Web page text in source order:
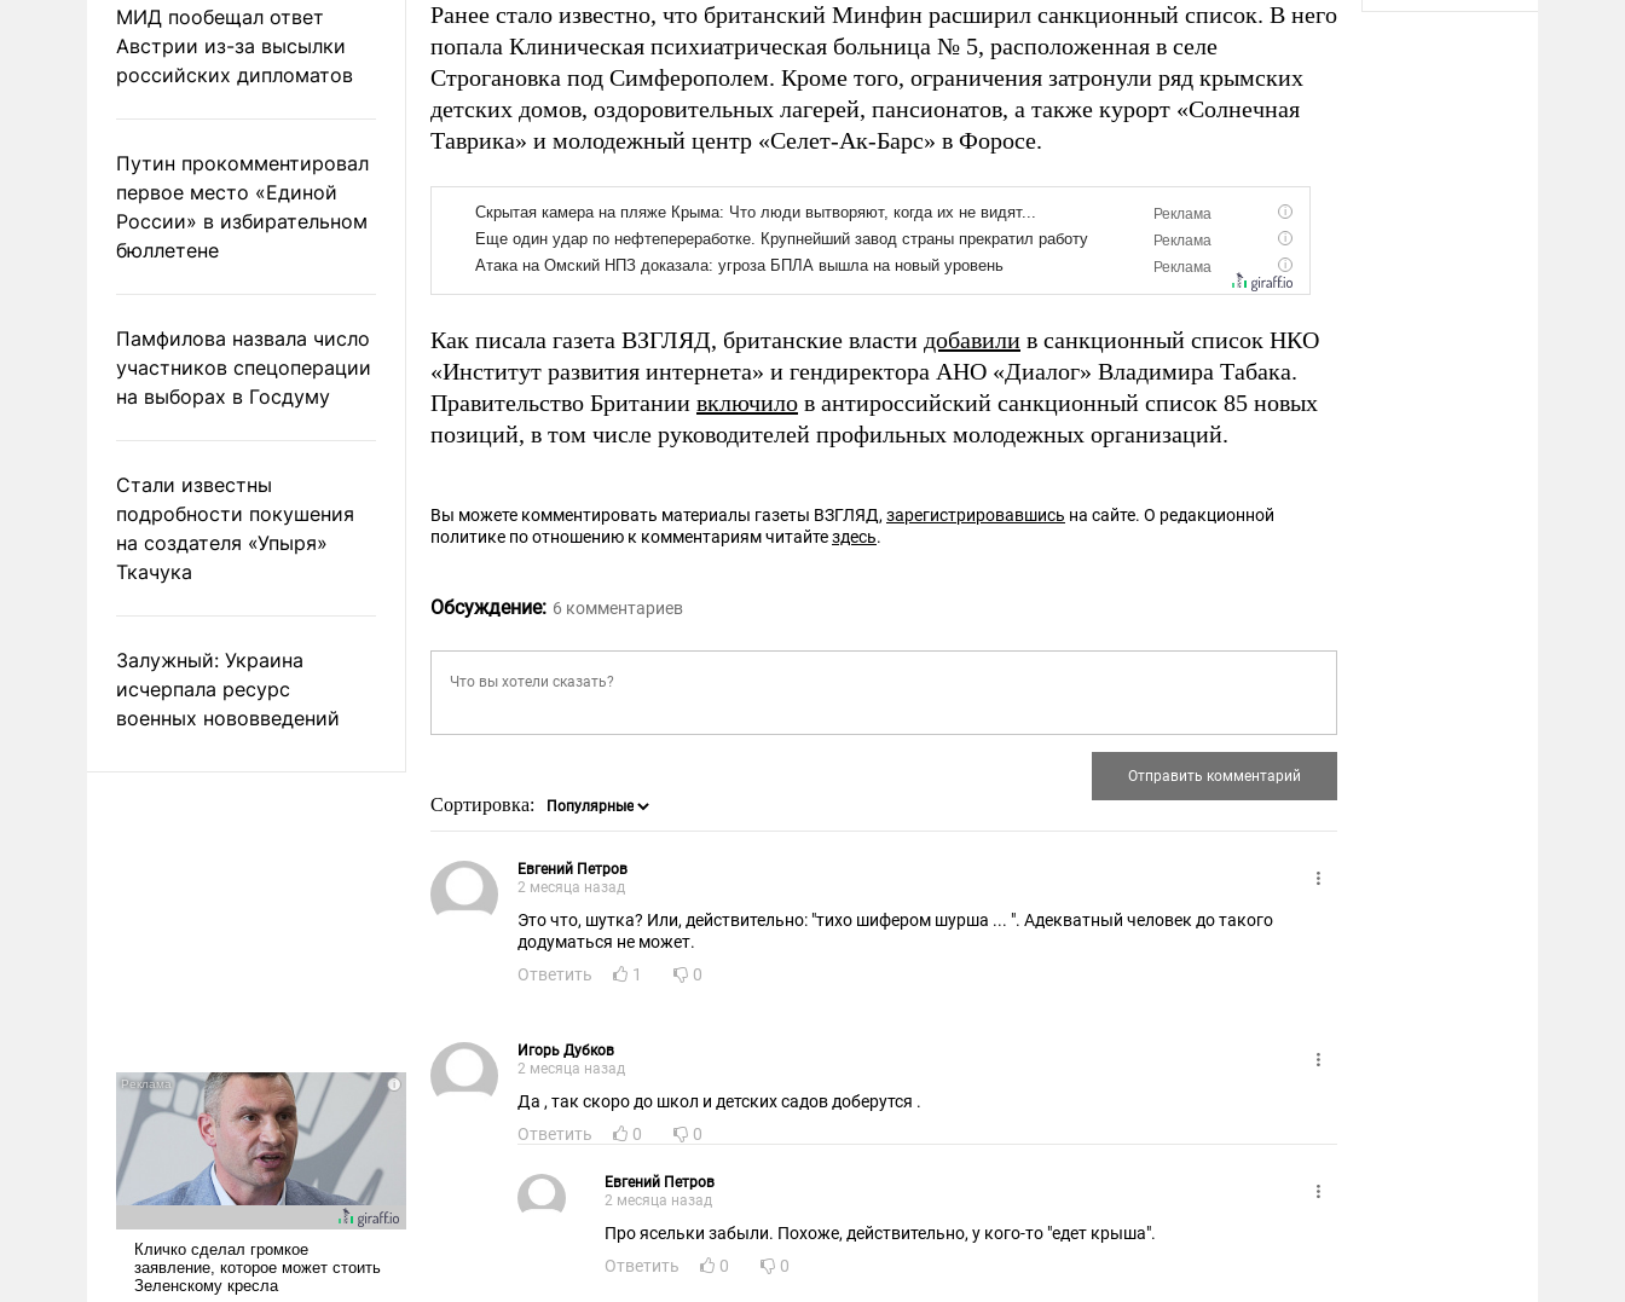
МИД пообещал ответ
Австрии из-за высылки
российских дипломатов
Путин прокомментировал
первое место «Единой
России» в избирательном
бюллетене
Памфилова назвала число
участников спецоперации
на выборах в Госдуму
Стали известны
подробности покушения
на создателя «Упыря»
Ткачука
Залужный: Украина
исчерпала ресурс
военных нововведений
Ранее стало известно, что британский Минфин расширил санкционный список. В него
попала Клиническая психиатрическая больница № 5, расположенная в селе
Строгановка под Симферополем. Кроме того, ограничения затронули ряд крымских
детских домов, оздоровительных лагерей, пансионатов, а также курорт «Солнечная
Таврика» и молодежный центр «Селет-Ак-Барс» в Форосе.
Как писала газета ВЗГЛЯД, британские власти добавили в санкционный список НКО
«Институт развития интернета» и гендиректора АНО «Диалог» Владимира Табака.
Правительство Британии включило в антироссийский санкционный список 85 новых
позиций, в том числе руководителей профильных молодежных организаций.
Вы можете комментировать материалы газеты ВЗГЛЯД,зарегистрировавшись на сайте. О редакционной
политике по отношению к комментариям читайтездесь.
Обсуждение: 6 комментариев
Сортировка:
Евгений Петров
2 месяца назад
Это что, шутка? Или, действительно: "тихо шифером шурша ... ". Адекватный человек до такого
додуматься не может.
Ответить
1 0
Игорь Дубков
2 месяца назад
Да , так скоро до школ и детских садов доберутся .
Ответить
0 0
Евгений Петров
2 месяца назад
Про ясельки забыли. Похоже, действительно, у кого-то "едет крыша".
Ответить
0 0